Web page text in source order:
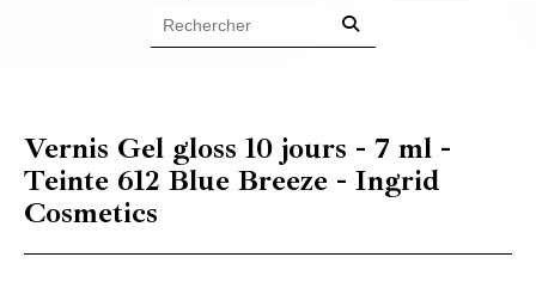
Vernis Gel gloss 10 jours - 7 ml -
Teinte 612 Blue Breeze - Ingrid
Cosmetics